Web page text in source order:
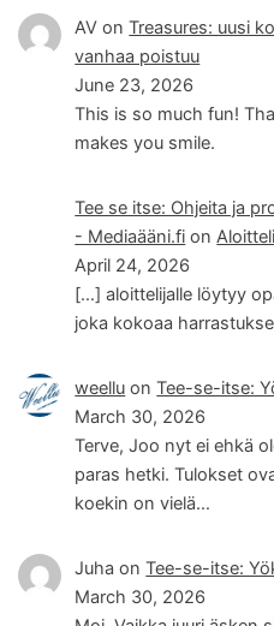
AV onTreasures: uusi
vanhaa poistuu
June 23, 2026
This is so much fun!
makes you smile.
Tee se itse: Ohjeita ja
- Mediaääni.fi on
April 24, 2026
[…] aloittelijalle löytyy
joka kokoaa
weellu onTee-se-itse:
March 30, 2026
Terve, Joo nyt ei ehkä
paras hetki. Tulokset
koekin on vielä…
Juha onTee-se-itse:
March 30, 2026